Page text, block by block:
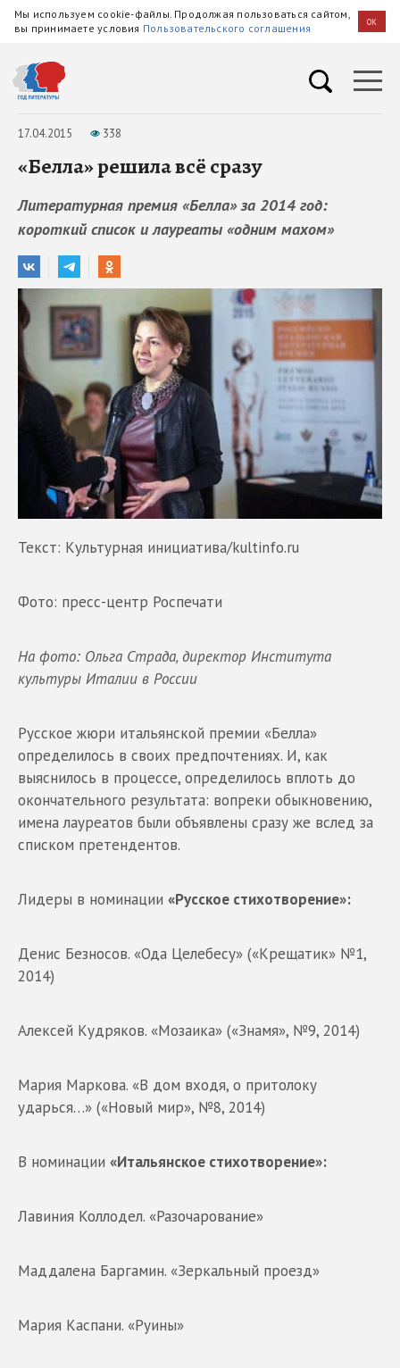
Мы используем cookie-файлы. Продолжая пользоваться сайтом,
вы принимаете условия Пользовательского соглашения OK
17.04.2015 338
«Белла» решила всё сразу
Литературная премия «Белла» за 2014 год:
короткий список и лауреаты «одним махом»
Текст: Культурная инициатива/kultinfo.ru
Фото: пресс-центр Роспечати
На фото: Ольга Страда, директор Института
культуры Италии в России
Русское жюри итальянской премии «Белла»
определилось в своих предпочтениях. И, как
выяснилось в процессе, определилось вплоть до
окончательного результата: вопреки обыкновению,
имена лауреатов были объявлены сразу же вслед за
списком претендентов.
Лидеры в номинации «Русское стихотворение»:
Денис Безносов. «Ода Целебесу» («Крещатик» №1,
2014)
Алексей Кудряков. «Мозаика» («Знамя», №9, 2014)
Мария Маркова. «В дом входя, о притолоку
ударься…» («Новый мир», №8, 2014)
В номинации «Итальянское стихотворение»:
Лавиния Коллодел. «Разочарование»
Маддалена Баргамин. «Зеркальный проезд»
Мария Каспани. «Руины»